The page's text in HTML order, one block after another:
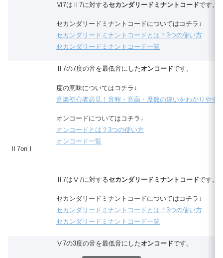
Ⅵ7はⅡ7に対するセカンダリードミナントコードです。
セカンダリードミナントコードについてはコチラ↓
セカンダリードミナントコードとは？3つの使い方
セカンダリードミナントコード一覧
Ⅱ7onⅠ
Ⅱ7の7度の音を最低音にしたオンコードです。
度の意味についてはコチラ↓
音楽初心者必見！音程・音高・度数の違いをわかりやす
オンコードについてはコチラ↓
オンコードとは？3つの使い方
オンコード一覧
Ⅱ7はⅤ7に対するセカンダリードミナントコードです。
セカンダリードミナントコードについてはコチラ↓
セカンダリードミナントコードとは？3つの使い方
セカンダリードミナントコード一覧
Ⅴ7の3度の音を最低音にしたオンコードです。